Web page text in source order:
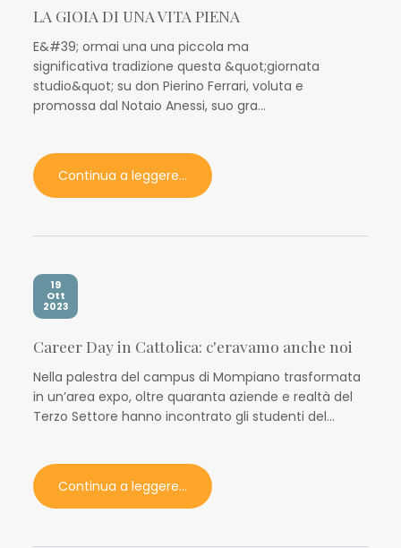
LA GIOIA DI UNA VITA PIENA
E&#39; ormai una una piccola ma
significativa tradizione questa &quot;giornata
studio&quot; su don Pierino Ferrari, voluta e
promossa dal Notaio Anessi, suo gra...
Continua a leggere...
19
Ott
2023
Career Day in Cattolica: c'eravamo anche noi
Nella palestra del campus di Mompiano trasformata
in un’area expo, oltre quaranta aziende e realtà del
Terzo Settore hanno incontrato gli studenti del...
Continua a leggere...